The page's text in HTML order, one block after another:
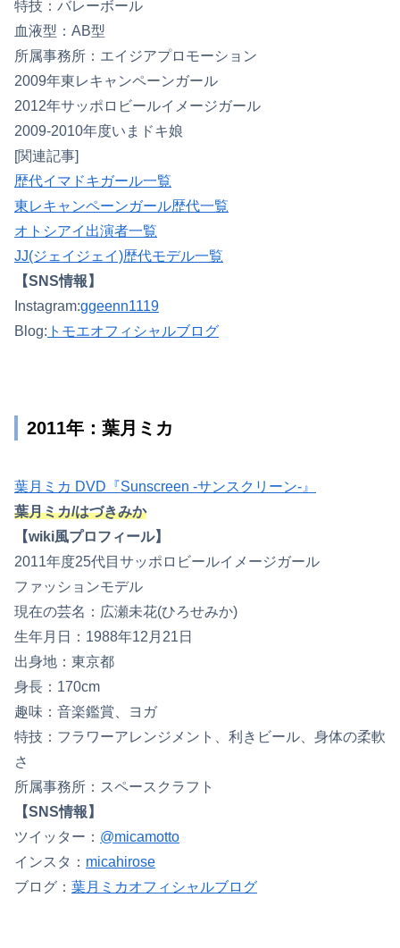
特技：バレーボール
血液型：AB型
所属事務所：エイジアプロモーション
2009年東レキャンペーンガール
2012年サッポロビールイメージガール
2009-2010年度いまドキ娘
[関連記事]
歴代イマドキガール一覧
東レキャンペーンガール歴代一覧
オトシアイ出演者一覧
JJ(ジェイジェイ)歴代モデル一覧
【SNS情報】
Instagram:ggeenn1119
Blog: トモエオフィシャルブログ
2011年：葉月ミカ
葉月ミカ DVD『Sunscreen -サンスクリーン-』
葉月ミカ/はづきみか
【wiki風プロフィール】
2011年度25代目サッポロビールイメージガール
ファッションモデル
現在の芸名：広瀬未花(ひろせみか)
生年月日：1988年12月21日
出身地：東京都
身長：170cm
趣味：音楽鑑賞、ヨガ
特技：フラワーアレンジメント、利きビール、身体の柔軟
さ
所属事務所：スペースクラフト
【SNS情報】
ツイッター： @micamotto
インスタ： micahirose
ブログ： 葉月ミカオフィシャルブログ